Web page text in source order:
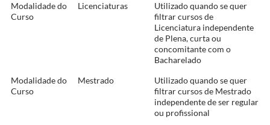
Modalidade do
Curso
Licenciaturas
Utilizado quando se quer
filtrar cursos de
Licenciatura independente
de Plena, curta ou
concomitante com o
Bacharelado
Modalidade do
Curso
Mestrado
Utilizado quando se quer
filtrar cursos de Mestrado
independente de ser regular
ou profissional